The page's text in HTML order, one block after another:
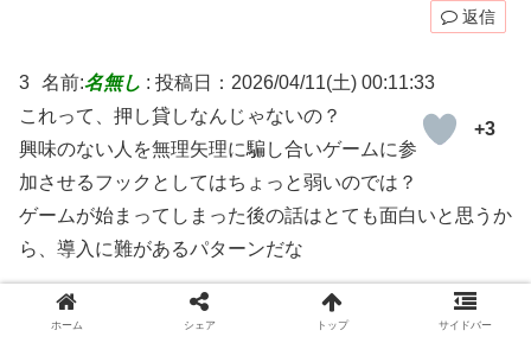
返信
3 名前:名無し : 投稿日：2026/04/11(土) 00:11:33
+3
これって、押し貸しなんじゃないの？
興味のない人を無理矢理に騙し合いゲームに参
加させるフックとしてはちょっと弱いのでは？
ゲームが始まってしまった後の話はとても面白いと思うか
ら、導入に難があるパターンだな
返信
ホーム シェア トップ サイドバー